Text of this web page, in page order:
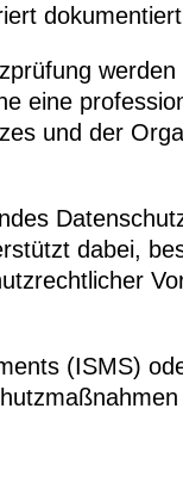
eine
und der
dabei,
(ISMS)